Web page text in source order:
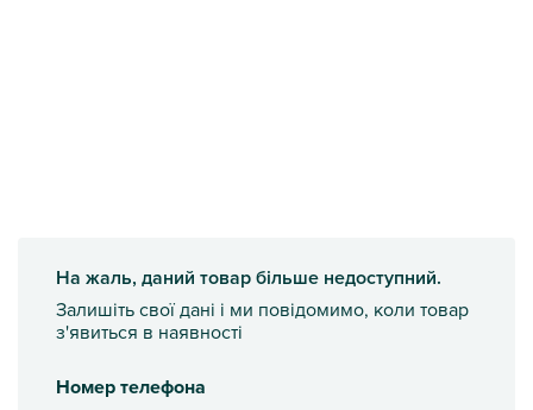
На жаль, даний товар більше недоступний.
Залишіть свої дані і ми повідомимо, коли товар
з'явиться в наявності
Номер телефона